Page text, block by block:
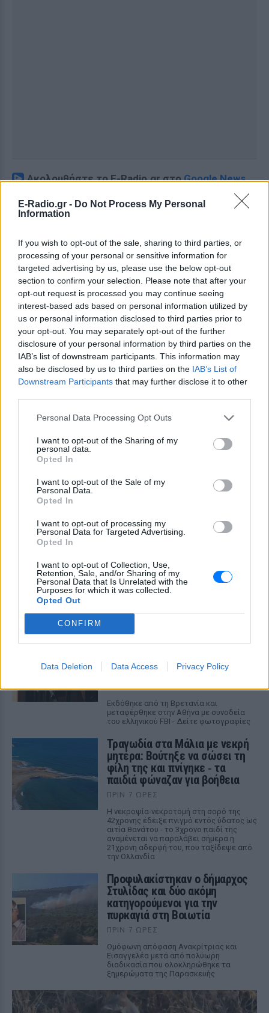
E-Radio.gr - Do Not Process My Personal
Information
If you wish to opt-out of the sale, sharing to third parties, or
processing of your personal or sensitive information for
targeted advertising by us, please use the below opt-out
section to confirm your selection. Please note that after your
opt-out request is processed you may continue seeing
interest-based ads based on personal information utilized by
us or personal information disclosed to third parties prior to
your opt-out. You may separately opt-out of the further
disclosure of your personal information by third parties on the
IAB’s list of downstream participants. This information may
also be disclosed by us to third parties on the IAB’s List of
Downstream Participants that may further disclose it to other
Personal Data Processing Opt Outs
I want to opt-out of the Sharing of my
personal data.
Opted In
I want to opt-out of the Sale of my
Personal Data.
Opted In
I want to opt-out of processing my
Personal Data for Targeted Advertising.
Opted In
I want to opt-out of Collection, Use,
Retention, Sale, and/or Sharing of my
Personal Data that Is Unrelated with the
Purposes for which it was collected.
Opted Out
CONFIRM
Data Deletion Data Access Privacy Policy
Ακολουθήστε το E-Radio.gr στοGoogle News
Για ακόμη περισσότερα
Ακολουθήστε το E-Radio.gr και στο Instagram
ΔΙΑΦΗΜΙΣΗ
ΔΕΙΤΕ ΕΠΙΣΗΣ
ΣΤΗΝ ΙΔΙΑ ΚΑΤΗΓΟΡΙΑ
Στον εισαγγελέα σήμερα η
46χρονη για την επίθεση στη
Marfin ‑ η νύχτα της στα
κρατητήρια της ΓΑΔΑ
Εκδόθηκε από τη Βρετανία και
μεταφέρθηκε στην Αθήνα με συνοδεία
του ελληνικού FBI - Δείτε φωτογραφίες
Τραγωδία στα Μάλια με νεκρή
μητέρα: Βούτηξε να σώσει τη
φίλη της και πνίγηκε ‑ τα
παιδιά φώναζαν για βοήθεια
ΠΡΙΝ 7 ΏΡΕΣ
Η νεκροψία-νεκροτομή στη σορό της
42χρονης έδειξε πνιγμό εντός ύδατος ως
αιτία θανάτου - το 3χρονο παιδί της
αναμένεται να παραλάβει σήμερα η
21χρονη αδερφή του, που ταξίδεψε από
την Ολλανδία
Προφυλακίστηκαν ο δήμαρχος
Στυλίδας και δύο ακόμη
κατηγορούμενοι για την
πυρκαγιά στη Βοιωτία
ΠΡΙΝ 7 ΏΡΕΣ
Ομόφωνη απόφαση Ανακρίτριας και
Εισαγγελέα μετά από πολύωρη
διαδικασία που ολοκληρώθηκε τα
ξημερώματα της Παρασκευής